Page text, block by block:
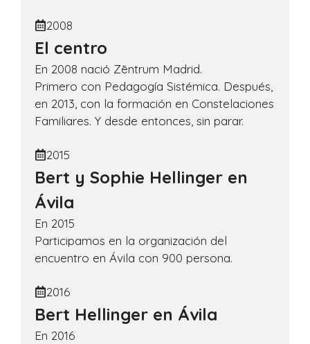
2008
El centro
En 2008 nació Zēntrum Madrid.
Primero con Pedagogía Sistémica. Después,
en 2013, con la formación en Constelaciones
Familiares. Y desde entonces, sin parar.
2015
Bert y Sophie Hellinger en
Ávila
En 2015
Participamos en la organización del
encuentro en Ávila con 900 persona.
2016
Bert Hellinger en Ávila
En 2016